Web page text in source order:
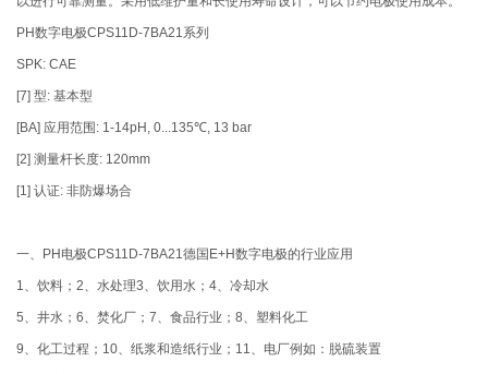
PH数字电极CPS11D-7BA21系列
SPK: CAE
[7] 型: 基本型
[BA] 应用范围: 1-14pH, 0...135℃, 13 bar
[2] 测量杆长度: 120mm
[1] 认证: 非防爆场合
一、PH电极CPS11D-7BA21德国E+H数字电极的行业应用
1、饮料；2、水处理3、饮用水；4、冷却水
5、井水；6、焚化厂；7、食品行业；8、塑料化工
9、化工过程；10、纸浆和造纸行业；11、电厂例如：脱硫装置